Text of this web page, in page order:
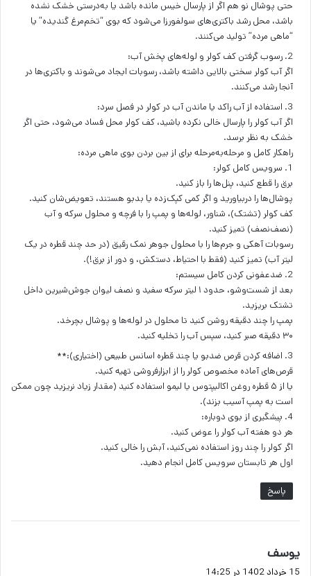
حتی پوشال نو هم اگر از پارسال خیس مانده باشد یا به‌درستی خشک نشده
باشد، محل رشد باکتری‌های سولفورزا می‌شود که بوی “تخم‌مرغ گندیده” یا
“ماهی مرده” تولید می‌کنند.
2. رسوب گرفتن کف کولر و لوله‌های پخش آب:
اگر آب کولر سختی بالایی داشته باشد، رسوبات ایجاد می‌شوند و باکتری‌ها در
آنجا رشد می‌کنند.
3. استفاده از آب راکد یا ماندن آب در کولر در فصل سرد:
اگر آب کولر را پارسال خالی نکرده باشید، کف کولر محل فساد می‌شود، حتی اگر
خشک به نظر برسد.
راهکار کامل و مرحله‌به‌مرحله برای از بین بردن بوی ماهی مرده:
1. سرویس کامل کولر:
برق را قطع کنید، پنل‌ها را باز کنید.
پوشال‌ها را دربیاورید و اگر کمی کپک‌زده یا بدبو هستند، تعویض‌شان کنید.
کف کولر (تشتک)، شناور، لوله‌ها و پمپ را با فرچه و محلول سرکه و آب
(نصف‌نصف) تمیز کنید.
رسوبات آهکی و جرم‌ها را با محلول جوهر نمک رقیق (در حد چند قطره در یک
لیتر آب) تمیز کنید (فقط با احتیاط، دستکش، و دور از برق!).
2. ضدعفونی کردن کامل سیستم:
بعد از شست‌وشو، حدود ۱ لیتر سرکه سفید و نصف لیوان جوش‌شیرین داخل
تشتک بریزید.
پمپ را چند دقیقه روشن کنید تا محلول در لوله‌ها و پوشال بچرخد.
۳۰ دقیقه صبر کنید، سپس آب را تخلیه کنید.
3. اضافه کردن قرص ضدبو یا چند قطره اسانس طبیعی (اختیاری):**
قرص‌های آماده مخصوص کولر را از ابزارفروشی تهیه کنید.
یا از ۵ قطره روغن اکالیپتوس یا لیمو استفاده کنید (مقدار زیاد نریزید چون ممکن
است به پمپ آسیب بزند).
4. پیشگیری از بوی دوباره:
هر دو هفته آب کولر را عوض کنید.
اگر کولر را چند روز استفاده نمی‌کنید، آبش را خالی کنید.
اول هر تابستان سرویس کامل انجام دهید.
پاسخ
یوسف
ف
15 خرداد 1402 در 14:25